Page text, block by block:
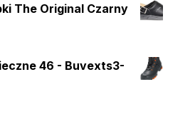
The Original Czarny
46 - Buvexts3-